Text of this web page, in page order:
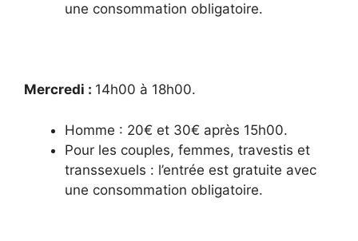
une consommation obligatoire.
Mercredi : 14h00 à 18h00.
Homme : 20€ et 30€ après 15h00.
Pour les couples, femmes, travestis et
transsexuels : l’entrée est gratuite avec
une consommation obligatoire.